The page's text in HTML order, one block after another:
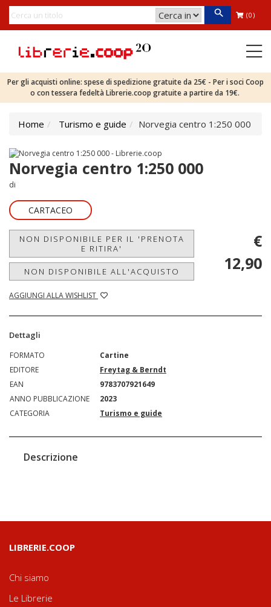
(0)
Per gli acquisti online: spese di spedizione gratuite da 25€ - Per i soci Coop
o con tessera fedeltà Librerie.coop gratuite a partire da 19€.
Home Turismo e guide Norvegia centro 1:250 000
Norvegia centro 1:250 000
di
CARTACEO
NON DISPONIBILE PER IL 'PRENOTA
E RITIRA'
NON DISPONIBILE ALL'ACQUISTO
AGGIUNGI ALLA WISHLIST
€
12,90
Dettagli
FORMATO
Cartine
EDITORE
Freytag & Berndt
EAN
9783707921649
ANNO PUBBLICAZIONE
2023
CATEGORIA
Turismo e guide
Descrizione
LIBRERIE.COOP
Chi siamo
Le Librerie